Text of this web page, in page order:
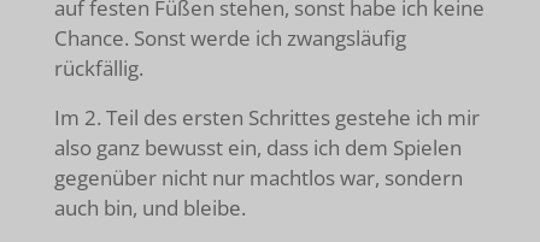
auf festen Füßen stehen, sonst habe ich keine
Chance. Sonst werde ich zwangsläufig
rückfällig.
Im 2. Teil des ersten Schrittes gestehe ich mir
also ganz bewusst ein, dass ich dem Spielen
gegenüber nicht nur machtlos war, sondern
auch bin, und bleibe.